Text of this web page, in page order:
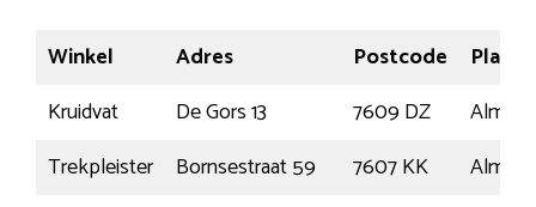
Winkel Adres Postcode
Plaats
Kruidvat
De Gors 13 7609 DZ
Almelo
Trekpleister
Bornsestraat 59 7607 KK
Almelo